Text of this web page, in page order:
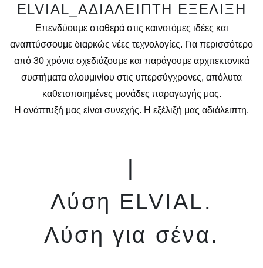
ELVIAL_ΑΔΙΑΛΕΙΠΤΗ ΕΞΕΛΙΞΗ
Επενδύουμε σταθερά στις καινοτόμες ιδέες και
αναπτύσσουμε διαρκώς νέες τεχνολογίες. Για περισσότερο
από 30 χρόνια σχεδιάζουμε και παράγουμε αρχιτεκτονικά
συστήματα αλουμινίου στις υπερσύγχρονες, απόλυτα
καθετοποιημένες μονάδες παραγωγής μας.
Η ανάπτυξή μας είναι συνεχής. Η εξέλιξή μας αδιάλειπτη.
Λύση ELVIAL.
Λύση για σένα.